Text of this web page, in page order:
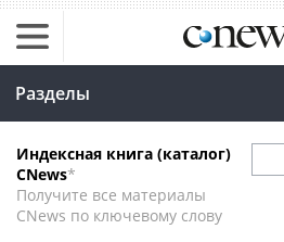
Разделы
Индексная книга (каталог)
CNews*
Получите все материалы
CNews по ключевому слову